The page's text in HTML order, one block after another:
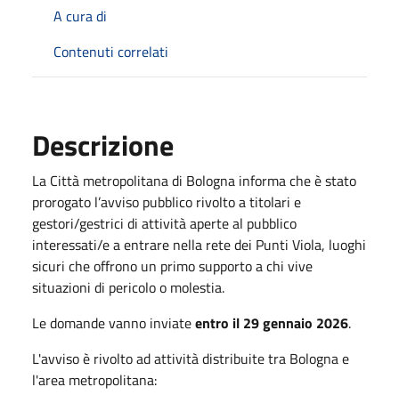
A cura di
Contenuti correlati
Descrizione
La Città metropolitana di Bologna informa che è stato
prorogato l’avviso pubblico rivolto a titolari e
gestori/gestrici di attività aperte al pubblico
interessati/e a entrare nella rete dei Punti Viola, luoghi
sicuri che offrono un primo supporto a chi vive
situazioni di pericolo o molestia.
Le domande vanno inviateentro il 29 gennaio 2026.
L'avviso è rivolto ad attività distribuite tra Bologna e
l'area metropolitana: